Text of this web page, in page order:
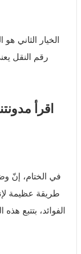
الخيار الثاني
رقم النقل
اقرأ
في الختام، إنّ
طريقة عظيمة
الفوائد، بتتبع